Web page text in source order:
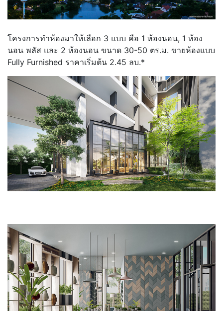
โครงการทำห้องมาให้เลือก 3 แบบ คือ 1 ห้องนอน, 1 ห้อง
นอน พลัส และ 2 ห้องนอน ขนาด 30-50 ตร.ม. ขายห้องแบบ
Fully Furnished ราคาเริ่มต้น 2.45 ลบ.*